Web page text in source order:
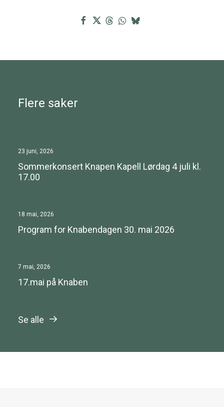
Flere saker
23 juni, 2026
Sommerkonsert Knapen Kapell Lørdag 4 juli kl.
17.00
18 mai, 2026
Program for Knabendagen 30. mai 2026
7 mai, 2026
17.mai på Knaben
Se alle